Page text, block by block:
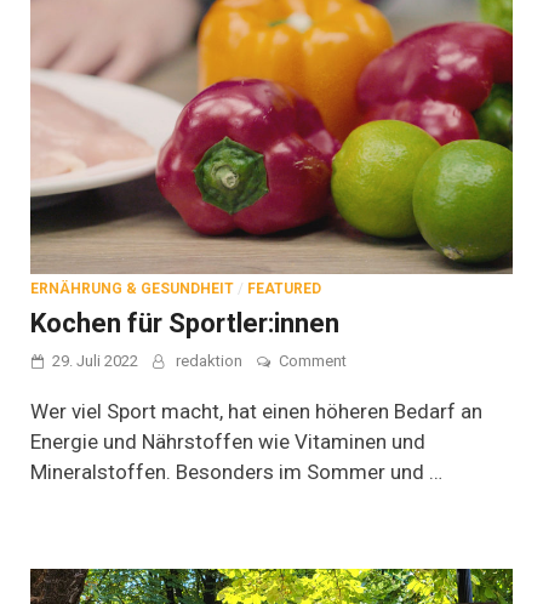
ERNÄHRUNG & GESUNDHEIT / FEATURED
Kochen für Sportler:innen
29. Juli 2022 redaktion Commenton
Wer viel Sport macht, hat einen höheren Bedarf an
Energie und Nährstoffen wie Vitaminen und
Mineralstoffen. Besonders im Sommer und …